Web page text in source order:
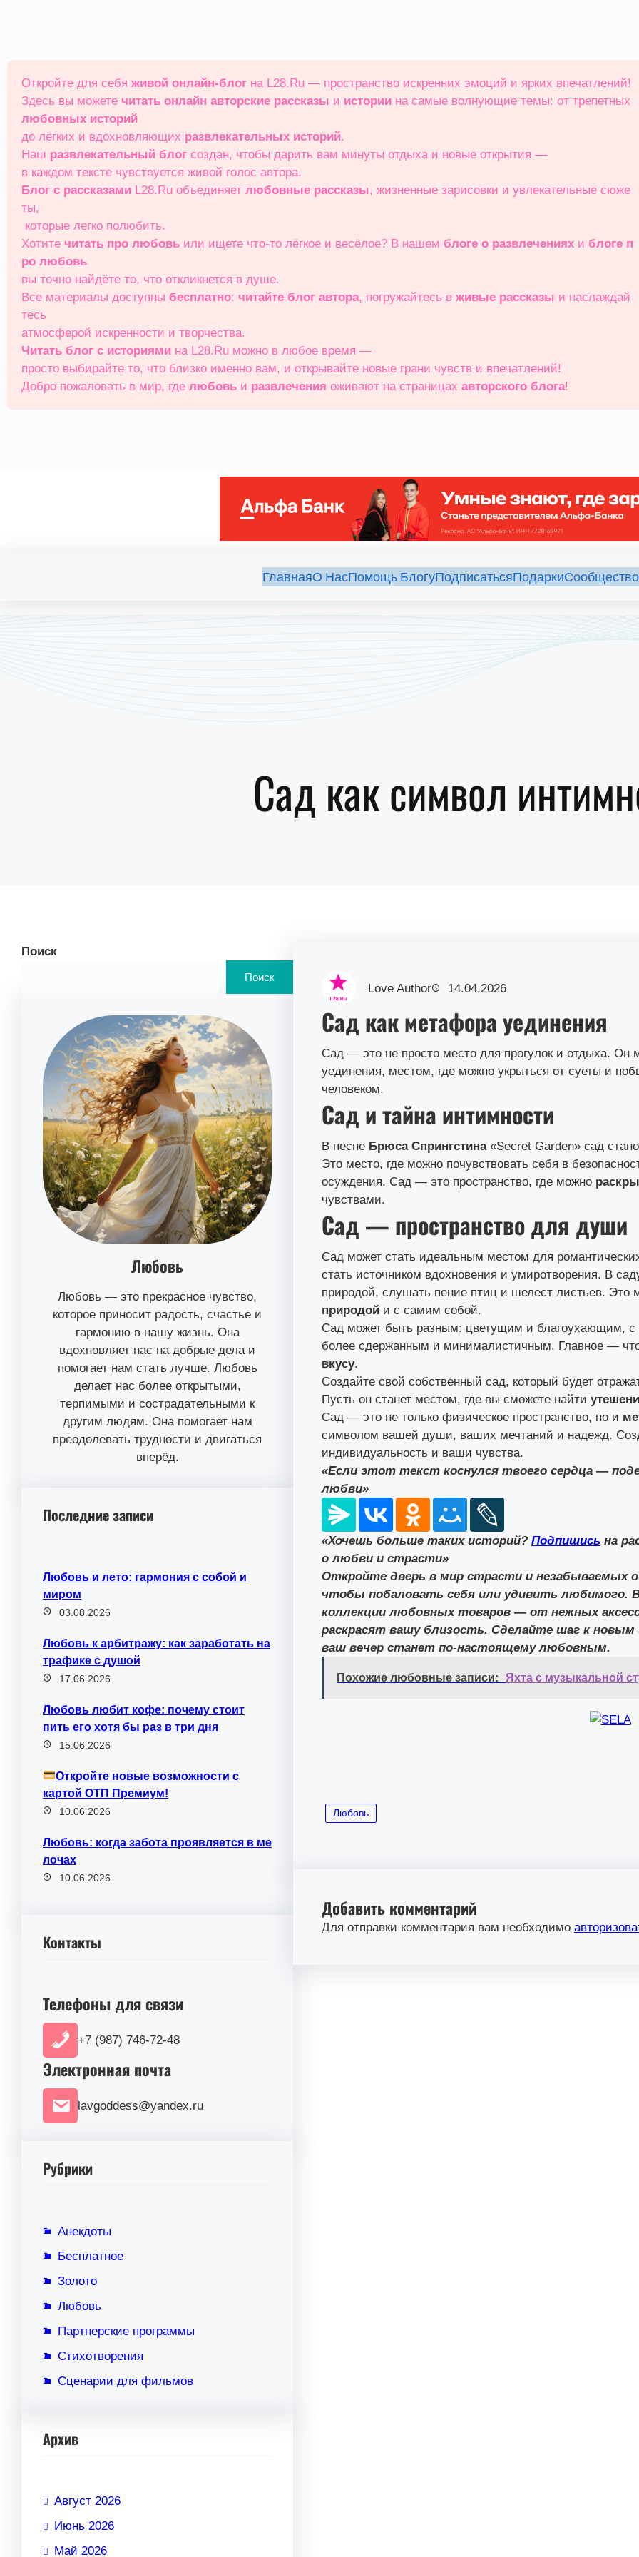
Откройте для себя живой онлайн‑блог на L28.Ru — пространство искренних эмоций и ярких впечатлений!
Здесь вы можете читать онлайн авторские рассказы и истории на самые волнующие темы: от трепетных
любовных историй
до лёгких и вдохновляющих развлекательных историй.
Наш развлекательный блог создан, чтобы дарить вам минуты отдыха и новые открытия —
в каждом тексте чувствуется живой голос автора.
Блог с рассказами L28.Ru объединяет любовные рассказы, жизненные зарисовки и увлекательные сюже
ты,
которые легко полюбить.
Хотите читать про любовь или ищете что‑то лёгкое и весёлое? В нашем блоге о развлечениях и блоге п
ро любовь
вы точно найдёте то, что откликнется в душе.
Все материалы доступны бесплатно: читайте блог автора, погружайтесь в живые рассказы и наслаждай
тесь
атмосферой искренности и творчества.
Читать блог с историями на L28.Ru можно в любое время —
просто выбирайте то, что близко именно вам, и открывайте новые грани чувств и впечатлений!
Добро пожаловать в мир, где любовь и развлечения оживают на страницах авторского блога!
ГлавнаяО НасПомощь БлогуПодписатьсяПодарки
Сад как символ
Поиск
Поиск
Любовь
Любовь — это прекрасное чувство,
которое приносит радость, счастье и
гармонию в нашу жизнь. Она
вдохновляет нас на добрые дела и
помогает нам стать лучше. Любовь
делает нас более открытыми,
терпимыми и сострадательными к
другим людям. Она помогает нам
преодолевать трудности и двигаться
вперёд.
Последние записи
Любовь и лето: гармония с собой и
миром
03.08.2026
Любовь к арбитражу: как заработать на
трафике с душой
17.06.2026
Любовь любит кофе: почему стоит
пить его хотя бы раз в три дня
15.06.2026
Откройте новые возможности с
картой ОТП Премиум!
10.06.2026
Любовь: когда забота проявляется в ме
лочах
10.06.2026
Контакты
Телефоны для связи
+7 (987) 746-72-48
Электронная почта
lavgoddess@yandex.ru
Рубрики
Анекдоты
Бесплатное
Золото
Любовь
Партнерские программы
Стихотворения
Сценарии для фильмов
Архив
Август 2026
Июнь 2026
Май 2026
Love Author 14.04.2026
Сад как метафора уединения
Сад — это не просто место для прогулок и отдыха. Он
уединения, местом, где можно укрыться от суеты и
человеком.
Сад и тайна интимности
В песне Брюса Спрингстина«Secret Garden» сад
Это место, где можно почувствовать себя в
осуждения. Сад — это пространство, где можно
чувствами.
Сад — пространство для души
Сад может стать идеальным местом для
стать источником вдохновения и умиротворения. В
природой, слушать пение птиц и шелест листьев. Это
природой и с самим собой.
Сад может быть разным: цветущим и благоухающим,
более сдержанным и минималистичным. Главное —
вкусу.
Создайте свой собственный сад, который будет
Пусть он станет местом, где вы сможете найти
Сад — это не только физическое пространство, но и
символом вашей души, ваших мечтаний и надежд.
индивидуальность и ваши чувства.
«Если этот текст коснулся твоего сердца —
любви»
«Хочешь больше таких историй? Подпишись на
о любви и страсти»
Откройте дверь в мир страсти и незабываемых
чтобы побаловать себя или удивить любимого.
коллекции любовных товаров — от нежных
раскрасят вашу близость. Сделайте шаг к
ваш вечер станет по-настоящему любовным.
Похожие любовные записи: Яхта с музыкальной
Любовь
Добавить комментарий
Для отправки комментария вам необходимо